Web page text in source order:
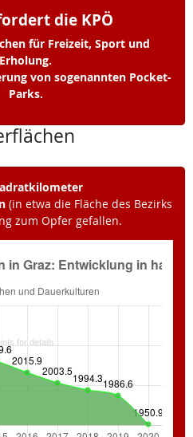
die KPÖ
für Freizeit, Sport und
Erholung.
von sogenannten Pocket-
Parks.
(in etwa die Fläche des Bezirks
zum Opfer gefallen.